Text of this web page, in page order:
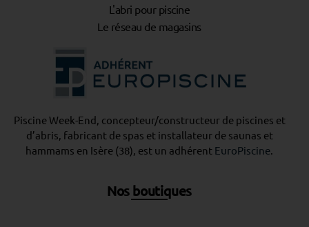
L'abri pour piscine
Le réseau de magasins
Piscine Week-End, concepteur/constructeur de piscines et
d’abris, fabricant de spas et installateur de saunas et
hammams en Isère (38), est un adhérent EuroPiscine
Nos boutiques